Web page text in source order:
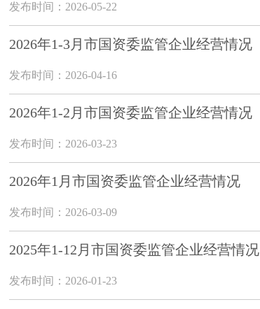
发布时间：2026-05-22
2026年1-3月市国资委监管企业经营情况
发布时间：2026-04-16
2026年1-2月市国资委监管企业经营情况
发布时间：2026-03-23
2026年1月市国资委监管企业经营情况
发布时间：2026-03-09
2025年1-12月市国资委监管企业经营情况
发布时间：2026-01-23